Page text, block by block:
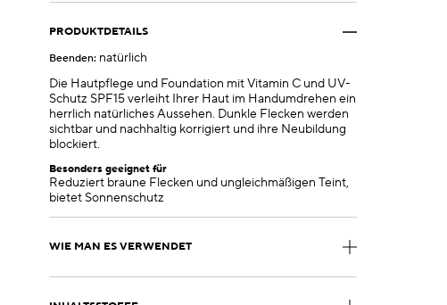
PRODUKTDETAILS
Beenden: natürlich
Die Hautpflege und Foundation mit Vitamin C und UV-
Schutz SPF15 verleiht Ihrer Haut im Handumdrehen ein
herrlich natürliches Aussehen. Dunkle Flecken werden
sichtbar und nachhaltig korrigiert und ihre Neubildung
blockiert.
Besonders geeignet für
Reduziert braune Flecken und ungleichmäßigen Teint,
bietet Sonnenschutz
WIE MAN ES VERWENDET